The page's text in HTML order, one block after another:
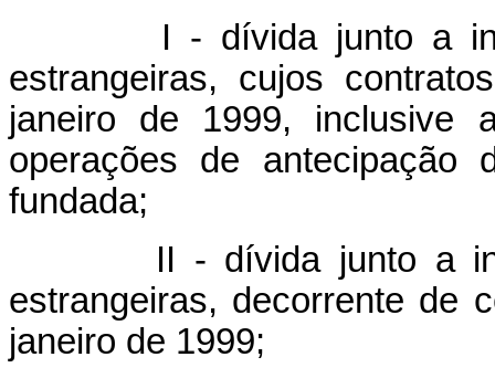
I - dívida junto a
estrangeiras, cujos
janeiro de 1999, inclusive
operações de antecipação
fundada;
II - dívida junto a
estrangeiras, decorrente de
janeiro de 1999;